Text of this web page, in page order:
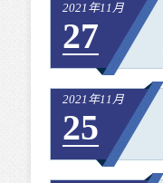
2021年11月
27
2021年11月
25